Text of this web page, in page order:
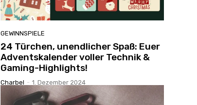
GEWINNSPIELE
24 Türchen, unendlicher Spaß: Euer
Adventskalender voller Technik &
Gaming-Highlights!
Charbel - 1. Dezember 2024